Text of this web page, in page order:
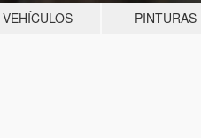
VEHÍCULOS PINTURAS